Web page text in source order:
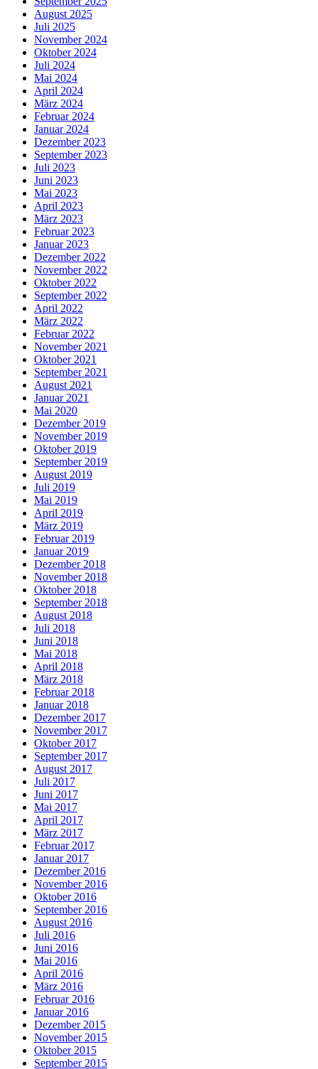
August 2025
Juli 2025
November 2024
Oktober 2024
Juli 2024
Mai 2024
April 2024
März 2024
Februar 2024
Januar 2024
Dezember 2023
September 2023
Juli 2023
Juni 2023
Mai 2023
April 2023
März 2023
Februar 2023
Januar 2023
Dezember 2022
November 2022
Oktober 2022
September 2022
April 2022
März 2022
Februar 2022
November 2021
Oktober 2021
September 2021
August 2021
Januar 2021
Mai 2020
Dezember 2019
November 2019
Oktober 2019
September 2019
August 2019
Juli 2019
Mai 2019
April 2019
März 2019
Februar 2019
Januar 2019
Dezember 2018
November 2018
Oktober 2018
September 2018
August 2018
Juli 2018
Juni 2018
Mai 2018
April 2018
März 2018
Februar 2018
Januar 2018
Dezember 2017
November 2017
Oktober 2017
September 2017
August 2017
Juli 2017
Juni 2017
Mai 2017
April 2017
März 2017
Februar 2017
Januar 2017
Dezember 2016
November 2016
Oktober 2016
September 2016
August 2016
Juli 2016
Juni 2016
Mai 2016
April 2016
März 2016
Februar 2016
Januar 2016
Dezember 2015
November 2015
Oktober 2015
September 2015